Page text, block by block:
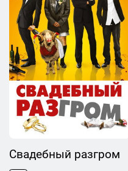
Свадебный разгром